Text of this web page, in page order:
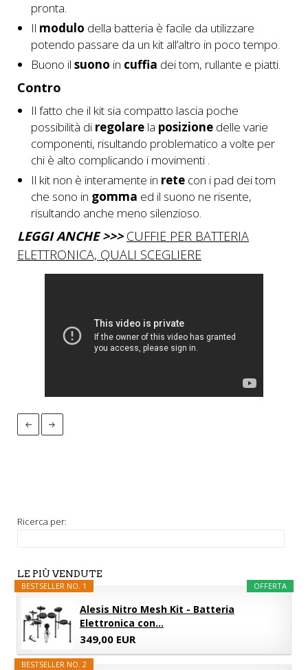
pronta.
Il modulo della batteria è facile da utilizzare
potendo passare da un kit all’altro in poco tempo.
Buono il suono in cuffia dei tom, rullante e piatti.
Contro
Il fatto che il kit sia compatto lascia poche
possibilità di regolare la posizione delle varie
componenti, risultando problematico a volte per
chi è alto complicando i movimenti .
Il kit non è interamente in rete con i pad dei tom
che sono in gomma ed il suono ne risente,
risultando anche meno silenzioso.
LEGGI ANCHE >>> CUFFIE PER BATTERIA
ELETTRONICA, QUALI SCEGLIERE
Ricerca per:
LE PIÙ VENDUTE
OFFERTA
BESTSELLER NO. 1
Alesis Nitro Mesh Kit - Batteria
Elettronica con...
349,00 EUR
BESTSELLER NO. 2